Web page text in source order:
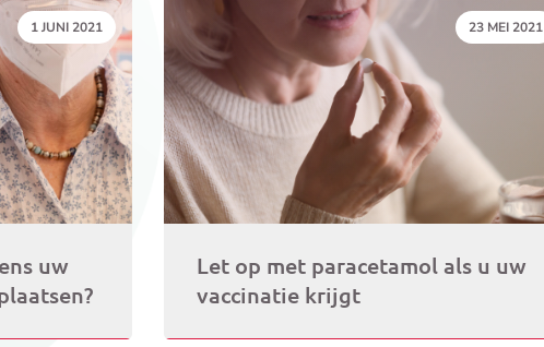
DATUM:
1 JUNI 2021
uw
DATUM:
23 MEI 2021
Let op met paracetamol als u uw
vaccinatie krijgt